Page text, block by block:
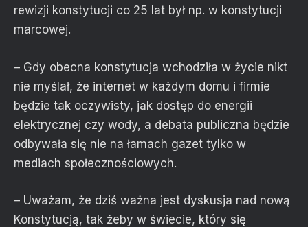
rewizji konstytucji co 25 lat był np. w konstytucji
marcowej.
– Gdy obecna konstytucja wchodziła w życie nikt
nie myślał, że internet w każdym domu i firmie
będzie tak oczywisty, jak dostęp do energii
elektrycznej czy wody, a debata publiczna będzie
odbywała się nie na łamach gazet tylko w
mediach społecznościowych.
– Uważam, że dziś ważna jest dyskusja nad nową
Konstytucją, tak żeby w świecie, który się